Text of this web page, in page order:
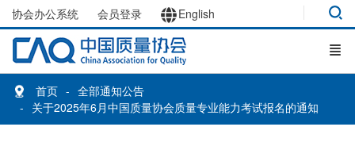
协会办公系统 会员登录 English
首页
全部通知公告
关于2025年6月中国质量协会质量专业能力考试报名的通知